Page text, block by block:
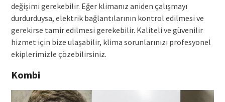
değişimi gerekebilir. Eğer klimanız aniden çalışmayı
durdurduysa, elektrik bağlantılarının kontrol edilmesi ve
gerekirse tamir edilmesi gerekebilir. Kaliteli ve güvenilir
hizmet için bize ulaşabilir, klima sorunlarınızı profesyonel
ekiplerimizle çözebilirsiniz.
Kombi